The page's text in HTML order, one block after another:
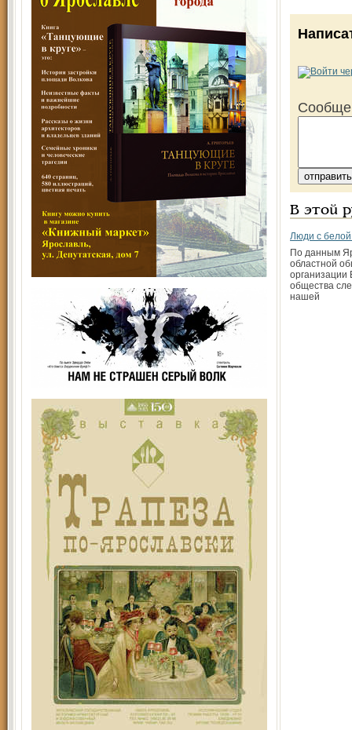
В этой
Люди с
По данным
областной
организации
общества
нашей